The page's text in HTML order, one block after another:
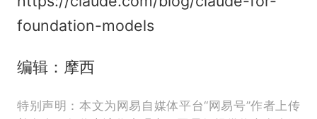
foundation-models
编辑：摩西
特别声明：本文为网易自媒体平台“网易号”作者上传